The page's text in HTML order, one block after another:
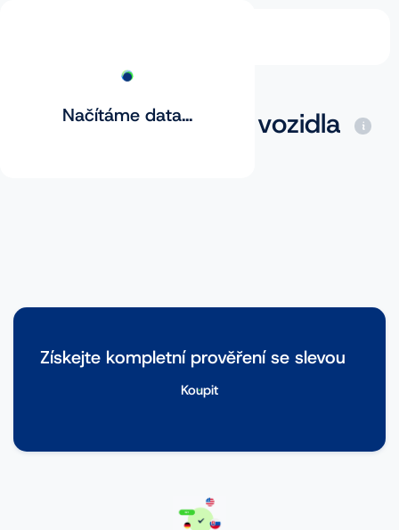
Načítáme data...
Základní prověření vozidla
Získejte kompletní prověření se slevou
Koupit